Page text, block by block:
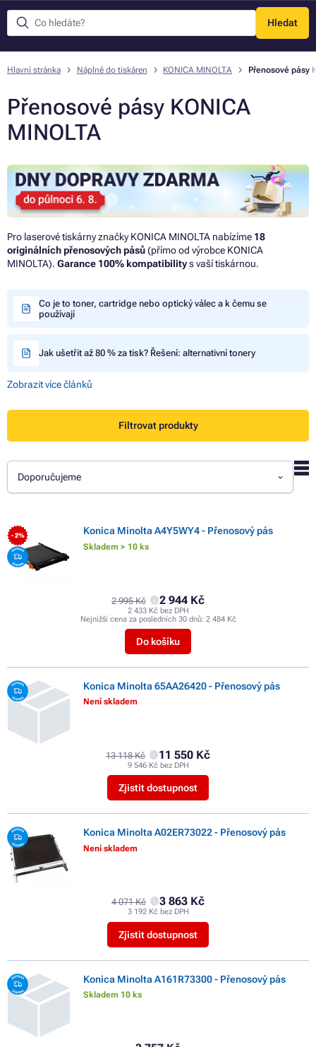
Hledat
Menu
Hlavní stránka Náplně do tiskáren KONICA MINOLTA Přenosové pásy
Přenosové pásy KONICA
MINOLTA
Pro laserové tiskárny značky KONICA MINOLTA nabízíme 18
originálních přenosových pásů(přímo od výrobce KONICA
MINOLTA). Garance 100% kompatibilitys vaší tiskárnou.
Co je to toner, cartridge nebo optický válec a k čemu se
používají
Jak ušetřit až 80 % za tisk? Řešení: alternativní tonery
Zobrazit více článků
Filtrovat produkty
Doporučujeme
- 2% Konica Minolta A4Y5WY4 - Přenosový pás
Skladem > 10 ks
2 995 Kč 2 944 Kč
2 433 Kč bez DPH
Nejnižší cena za posledních 30 dnů: 2 484 Kč
Do košíku
Konica Minolta 65AA26420 - Přenosový pás
Není skladem
13 118 Kč 11 550 Kč
9 546 Kč bez DPH
Zjistit dostupnost
Konica Minolta A02ER73022 - Přenosový pás
Není skladem
4 071 Kč 3 863 Kč
3 192 Kč bez DPH
Zjistit dostupnost
Konica Minolta A161R73300 - Přenosový pás
Skladem 10 ks